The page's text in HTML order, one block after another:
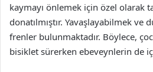
kaymayı önlemek için özel olarak
donatılmıştır. Yavaşlayabilmek
frenler bulunmaktadır. Böylece,
bisiklet sürerken ebeveynlerin de